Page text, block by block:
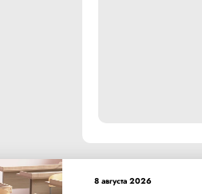
8 августа 2026